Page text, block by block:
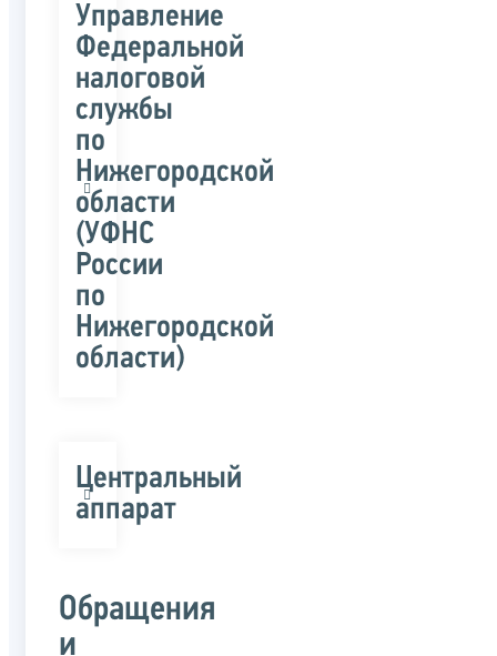
Управление
Федеральной
налоговой
службы
по
Нижегородской
области
(УФНС
России
по
Нижегородской
области)
Центральный
аппарат
Обращения
и